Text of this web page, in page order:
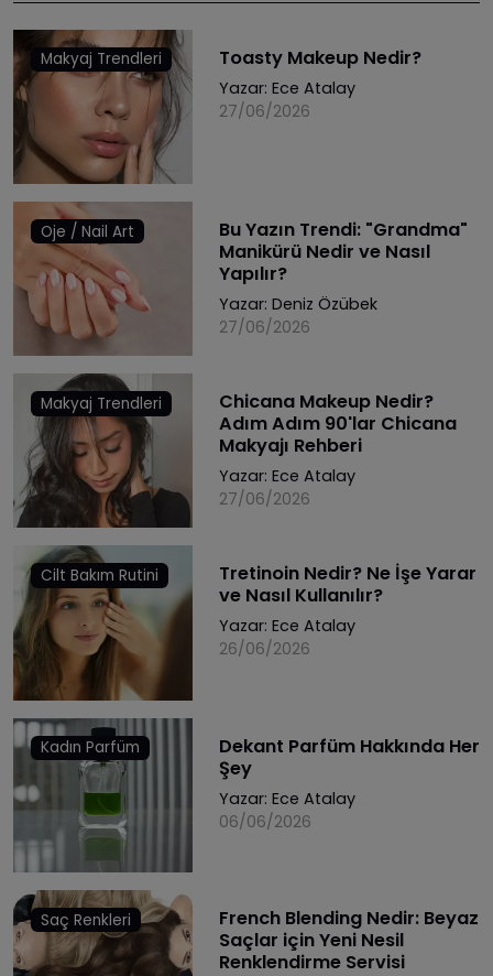
Makyaj Trendleri Toasty Makeup Nedir?
Yazar: Ece Atalay
27/06/2026
Oje / Nail Art
Bu Yazın Trendi: "Grandma"
Manikürü Nedir ve Nasıl
Yapılır?
Yazar: Deniz Özübek
27/06/2026
Makyaj Trendleri
Chicana Makeup Nedir?
Adım Adım 90'lar Chicana
Makyajı Rehberi
Yazar: Ece Atalay
27/06/2026
Cilt Bakım Rutini
Tretinoin Nedir? Ne İşe Yarar
ve Nasıl Kullanılır?
Yazar: Ece Atalay
26/06/2026
Kadın Parfüm
Dekant Parfüm Hakkında Her
Şey
Yazar: Ece Atalay
06/06/2026
Saç Renkleri
French Blending Nedir: Beyaz
Saçlar için Yeni Nesil
Renklendirme Servisi